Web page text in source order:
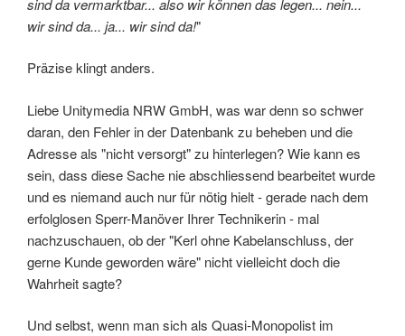
sind da vermarktbar... also wir können das legen... nein...
wir sind da... ja... wir sind da!"
Präzise klingt anders.
Liebe Unitymedia NRW GmbH, was war denn so schwer
daran, den Fehler in der Datenbank zu beheben und die
Adresse als "nicht versorgt" zu hinterlegen? Wie kann es
sein, dass diese Sache nie abschliessend bearbeitet wurde
und es niemand auch nur für nötig hielt - gerade nach dem
erfolglosen Sperr-Manöver Ihrer Technikerin - mal
nachzuschauen, ob der "Kerl ohne Kabelanschluss, der
gerne Kunde geworden wäre" nicht vielleicht doch die
Wahrheit sagte?
Und selbst, wenn man sich als Quasi-Monopolist im